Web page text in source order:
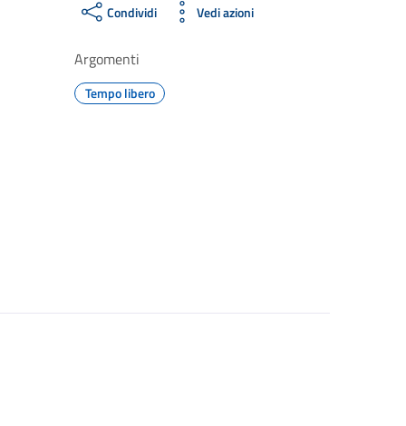
Condividi Vedi azioni
Argomenti
Tempo libero